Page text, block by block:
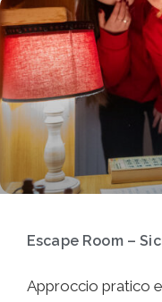
Escape Room –
Approccio pratico